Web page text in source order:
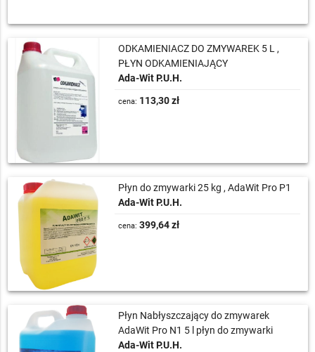
ODKAMIENIACZ DO ZMYWAREK 5 L ,
PŁYN ODKAMIENIAJĄCY
Ada-Wit P.U.H.
cena: 113,30 zł
Płyn do zmywarki 25 kg , AdaWit Pro P1
Ada-Wit P.U.H.
cena: 399,64 zł
Płyn Nabłyszczający do zmywarek
AdaWit Pro N1 5 l płyn do zmywarki
Ada-Wit P.U.H.